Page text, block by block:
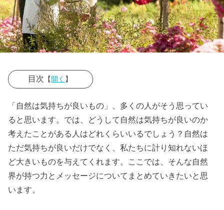
目次 【開く 】
› 自然界が私た
ちにメッセー
ジを送ってく
れているって
ホント？
› 自然界と一体
化する方法と
「自然は気持ちが良いもの」、多くの人がそう思ってい
ると思います。では、どうして自然は気持ちが良いのか
考えたことがある人はどれくらいいるでしょう？自然は
ただ気持ちが良いだけでなく、私たちに計り知れないほ
ど大きいものを与えてくれます。ここでは、そんな自然
界が持つ力とメッセージについてまとめていきたいと思
います。